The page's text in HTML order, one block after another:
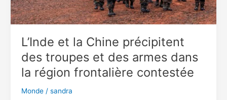
la
sorcellerie
L’Inde et la Chine précipitent
des troupes et des armes dans
la région frontalière contestée
Monde/ sandra